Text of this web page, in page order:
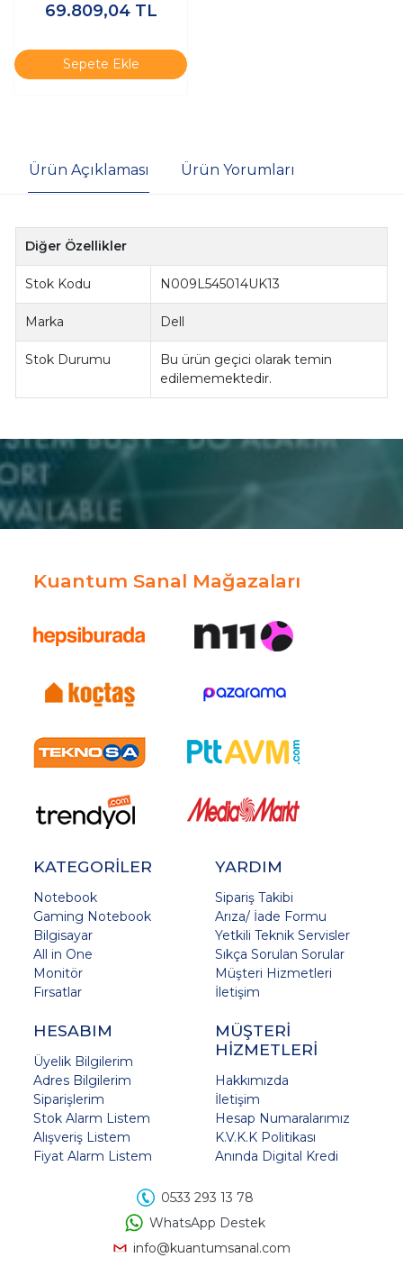
PB14250-UBU
69.809,04 TL
Sepete Ekle
Ürün Açıklaması Ürün Yorumları
Diğer Özellikler
Stok Kodu N009L545014UK13
Marka Dell
Stok Durumu
Bu ürün geçici olarak temin
edilememektedir.
Kuantum Sanal Mağazaları
KATEGORİLER
Notebook
Gaming Notebook
Bilgisayar
All in One
Monitör
Fırsatlar
YARDIM
Sipariş Takibi
Arıza/ İade Formu
Yetkili Teknik Servisler
Sıkça Sorulan Sorular
Müşteri Hizmetleri
İletişim
HESABIM
Üyelik Bilgilerim
Adres Bilgilerim
Siparişlerim
Stok Alarm Listem
Alışveriş Listem
Fiyat Alarm Listem
MÜŞTERİ
HİZMETLERİ
Hakkımızda
İletişim
Hesap Numaralarımız
K.V.K.K Politikası
Anında Digital Kredi
0533 293 13 78
WhatsApp Destek
info@kuantumsanal.com